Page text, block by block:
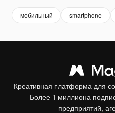
мобильный smartphone
Креативная платформа для
Более 1 миллиона
предприятий,